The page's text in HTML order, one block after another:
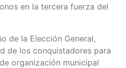
en la tercera fuerza del
de la Elección General,
de los conquistadores para
organización municipal